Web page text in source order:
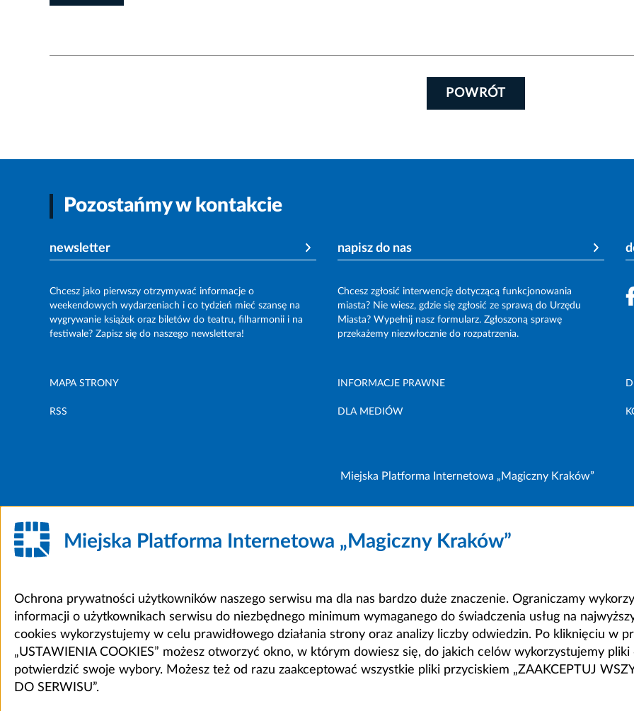
POWRÓT
Pozostańmy w kontakcie
newsletter
Chcesz jako pierwszy otrzymywać informacje o
weekendowych wydarzeniach i co tydzień mieć szansę na
wygrywanie książek oraz biletów do teatru, filharmonii i na
festiwale? Zapisz się do naszego newslettera!
napisz do nas
Chcesz zgłosić interwencję dotyczącą funkcjonowania
miasta? Nie wiesz, gdzie się zgłosić ze sprawą do Urzędu
Miasta? Wypełnij nasz formularz. Zgłoszoną sprawę
przekażemy niezwłocznie do rozpatrzenia.
MAPA STRONY INFORMACJE PRAWNE
RSS DLA MEDIÓW
Miejska Platforma Internetowa „Magiczny Kraków”
Miejska Platforma Internetowa „Magiczny Kraków”
Ochrona prywatności użytkowników naszego serwisu ma dla nas bardzo duże znaczenie. Ograniczamy
informacji o użytkownikach serwisu do niezbędnego minimum wymaganego do świadczenia usług na
cookies wykorzystujemy w celu prawidłowego działania strony oraz analizy liczby odwiedzin. Po kliknięciu w
„USTAWIENIA COOKIES” możesz otworzyć okno, w którym dowiesz się, do jakich celów wykorzystujemy pliki
potwierdzić swoje wybory. Możesz też od razu zaakceptować wszystkie pliki przyciskiem „ZAAKCEPTUJ
DO SERWISU”.